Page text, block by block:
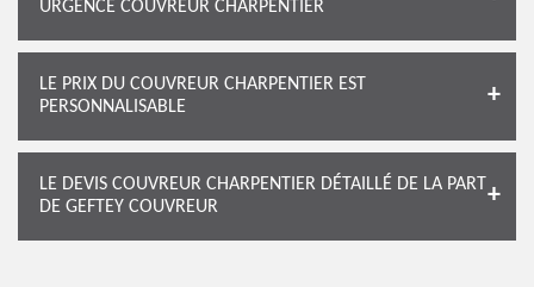
URGENCE COUVREUR CHARPENTIER
LE PRIX DU COUVREUR CHARPENTIER EST
PERSONNALISABLE
LE DEVIS COUVREUR CHARPENTIER DÉTAILLÉ DE LA PART
DE GEFTEY COUVREUR